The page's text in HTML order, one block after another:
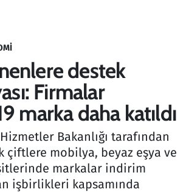
destek
Firmalar
marka daha katıldı
Bakanlığı tarafından
çiftlere mobilya, beyaz eşya ve
markalar indirim
işbirlikleri kapsamında